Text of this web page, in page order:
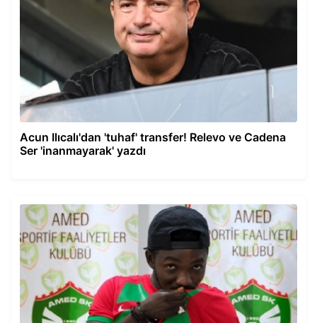
Acun Ilıcalı'dan 'tuhaf' transfer! Relevo ve Cadena
Ser 'inanmayarak' yazdı